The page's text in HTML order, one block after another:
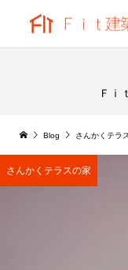
Ｆｉ
Blog さんかくテラ
さんかくテラスの家